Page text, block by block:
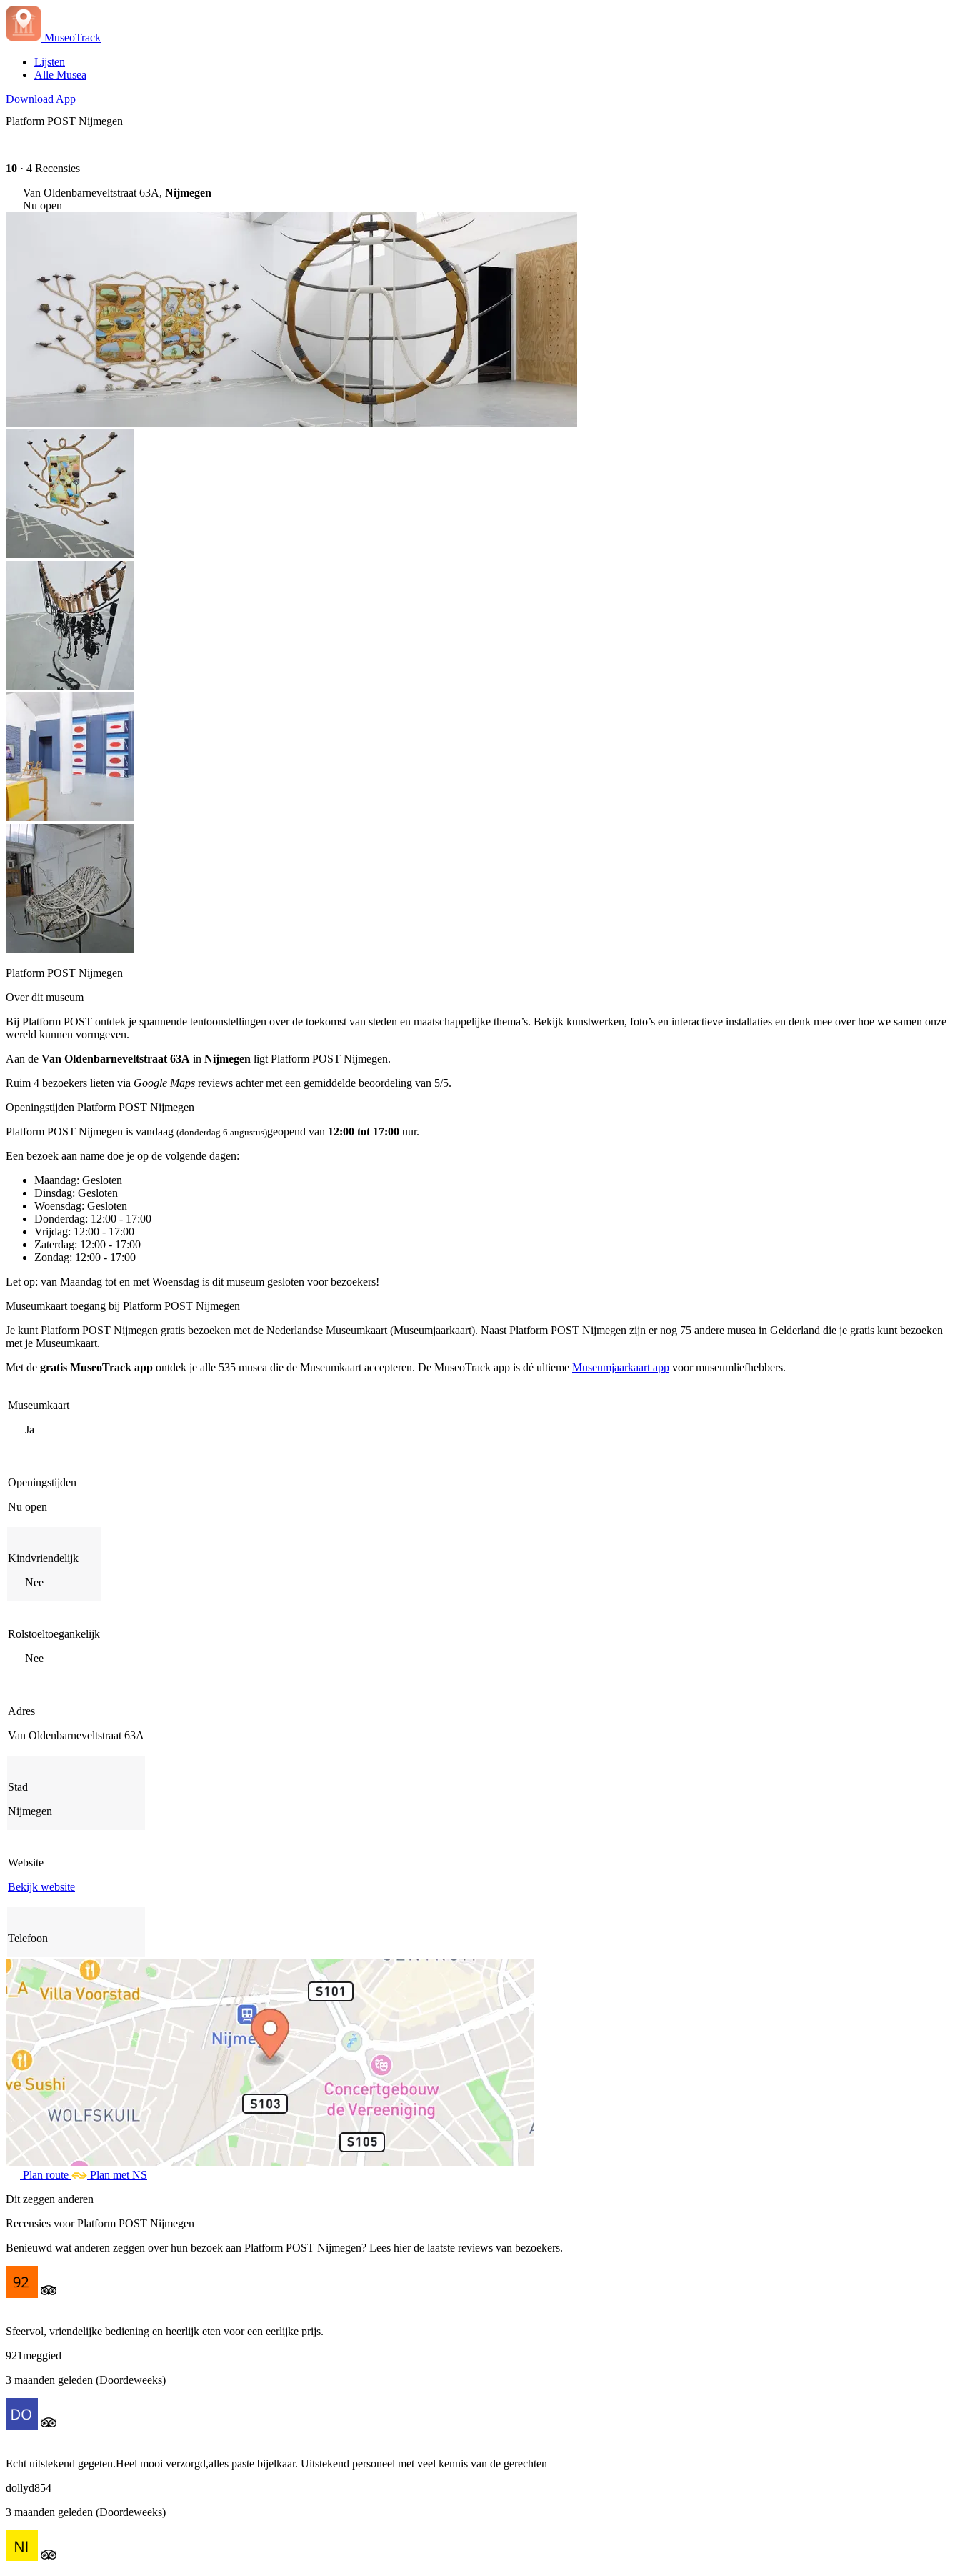
MuseoTrack
Lijsten
Alle Musea
Download App
Platform POST Nijmegen
10 · 4 Recensies
Van Oldenbarneveltstraat 63A, Nijmegen
Nu open
Platform POST Nijmegen
Over dit museum
Bij Platform POST ontdek je spannende tentoonstellingen over de toekomst van steden en maatschappelijke thema’s. Bekijk kunstwerken, foto’s en interactieve installaties en denk mee over hoe we samen onze
wereld kunnen vormgeven.
Aan de Van Oldenbarneveltstraat 63A in Nijmegen ligt Platform POST Nijmegen.
Ruim 4 bezoekers lieten via Google Maps reviews achter met een gemiddelde beoordeling van 5/5.
Openingstijden Platform POST Nijmegen
Platform POST Nijmegen is vandaag (donderdag 6 augustus)geopend van 12:00 tot 17:00 uur.
Een bezoek aan name doe je op de volgende dagen:
Maandag: Gesloten
Dinsdag: Gesloten
Woensdag: Gesloten
Donderdag: 12:00 - 17:00
Vrijdag: 12:00 - 17:00
Zaterdag: 12:00 - 17:00
Zondag: 12:00 - 17:00
Let op: van Maandag tot en met Woensdag is dit museum gesloten voor bezoekers!
Museumkaart toegang bij Platform POST Nijmegen
Je kunt Platform POST Nijmegen gratis bezoeken met de Nederlandse Museumkaart (Museumjaarkaart). Naast Platform POST Nijmegen zijn er nog 75 andere musea in Gelderland die je gratis kunt bezoeken
met je Museumkaart.
Met de gratis MuseoTrack app ontdek je alle 535 musea die de Museumkaart accepteren. De MuseoTrack app is dé ultieme Museumjaarkaart app voor museumliefhebbers.
Museumkaart
Ja
Openingstijden
Nu open
Kindvriendelijk
Nee
Rolstoeltoegankelijk
Nee
Adres
Van Oldenbarneveltstraat 63A
Stad
Nijmegen
Website
Bekijk website
Telefoon
Plan route
Plan met NS
Dit zeggen anderen
Recensies voor Platform POST Nijmegen
Benieuwd wat anderen zeggen over hun bezoek aan Platform POST Nijmegen? Lees hier de laatste reviews van bezoekers.
Sfeervol, vriendelijke bediening en heerlijk eten voor een eerlijke prijs.
921meggied
3 maanden geleden (Doordeweeks)
Echt uitstekend gegeten.Heel mooi verzorgd,alles paste bijelkaar. Uitstekend personeel met veel kennis van de gerechten
dollyd854
3 maanden geleden (Doordeweeks)